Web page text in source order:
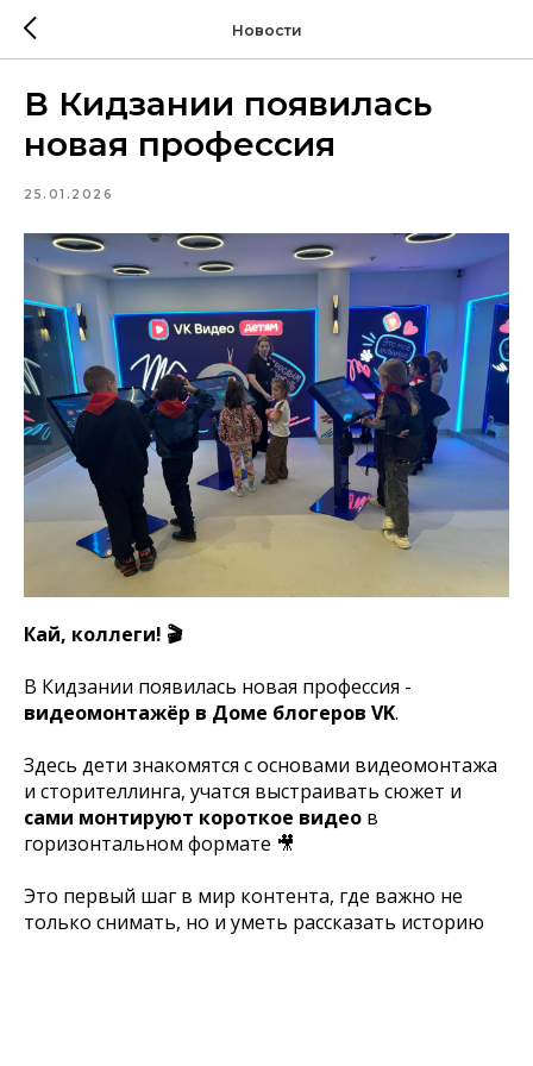
Новости
В Кидзании появилась
новая профессия
25.01.2026
Кай, коллеги! 🎬
В Кидзании появилась новая профессия -
видеомонтажёр в Доме блогеров VK.
Здесь дети знакомятся с основами видеомонтажа
и сторителлинга, учатся выстраивать сюжет и
сами монтируют короткое видео в
горизонтальном формате 🎥
Это первый шаг в мир контента, где важно не
только снимать, но и уметь рассказать историю